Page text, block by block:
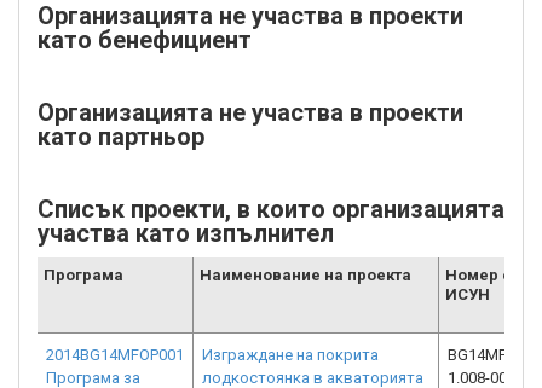
Организацията не участва в проекти
като бенефициент
Организацията не участва в проекти
като партньор
Списък проекти, в които организацията
участва като изпълнител
Програма Наименование на проекта
Номер от
ИСУН
2014BG14MFOP001
Програма за
Изграждане на покрита
лодкостоянка в акваторията
1.008-0002-